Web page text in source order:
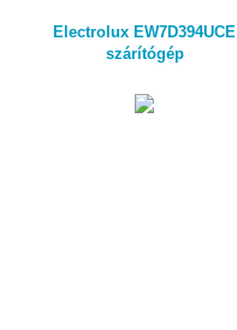
Electrolux EW7D394UCE
szárítógép